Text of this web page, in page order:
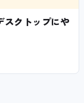
クトップにや